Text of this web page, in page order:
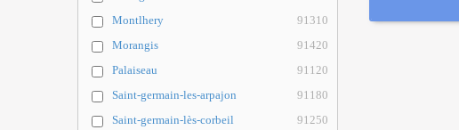
Montlhery
91310
Morangis
91420
Palaiseau
91120
Saint-germain-les-arpajon
91180
Saint-germain-lès-corbeil
91250